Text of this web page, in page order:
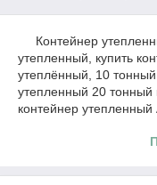
Контейнер
утепленный, купить
утеплённый, 10
утепленный 20
контейнер
контейнер 10 тонн
утепленная, покупка